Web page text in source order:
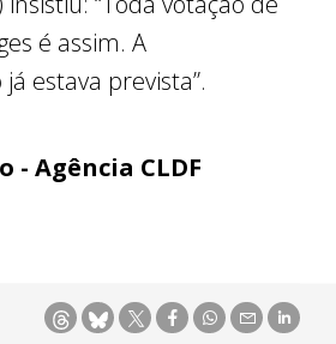
é assim. A
estava prevista”.
- Agência CLDF